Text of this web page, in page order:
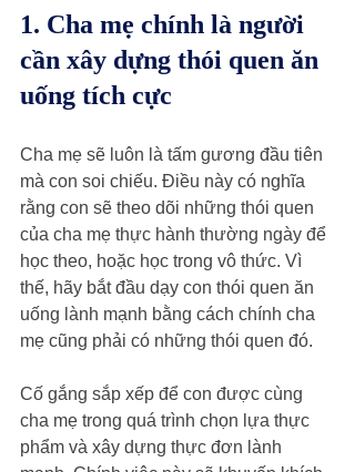
1. Cha mẹ chính là người
cần xây dựng thói quen ăn
uống tích cực
Cha mẹ sẽ luôn là tấm gương đầu tiên
mà con soi chiếu. Điều này có nghĩa
rằng con sẽ theo dõi những thói quen
của cha mẹ thực hành thường ngày để
học theo, hoặc học trong vô thức. Vì
thế, hãy bắt đầu dạy con thói quen ăn
uống lành mạnh bằng cách chính cha
mẹ cũng phải có những thói quen đó.
Cố gắng sắp xếp để con được cùng
cha mẹ trong quá trình chọn lựa thực
phẩm và xây dựng thực đơn lành